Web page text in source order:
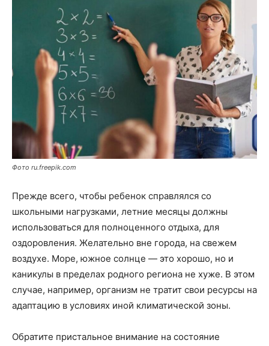
Фото ru.freepik.com
Прежде всего, чтобы ребенок справлялся со
школьными нагрузками, летние месяцы должны
использоваться для полноценного отдыха, для
оздоровления. Желательно вне города, на свежем
воздухе. Море, южное солнце — это хорошо, но и
каникулы в пределах родного региона не хуже. В этом
случае, например, организм не тратит свои ресурсы на
адаптацию в условиях иной климатической зоны.
Обратите пристальное внимание на состояние